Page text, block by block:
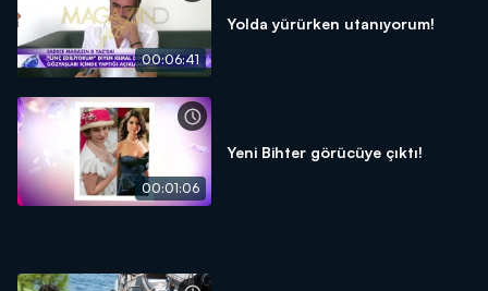
00:06:41
Yolda yürürken utanıyorum!
00:01:06
Yeni Bihter görücüye çıktı!